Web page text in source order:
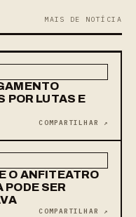
MAIS DE NOTÍCIA
POR LUTAS E
COMPARTILHAR ↗
O ANFITEATRO
PODE SER
COMPARTILHAR ↗